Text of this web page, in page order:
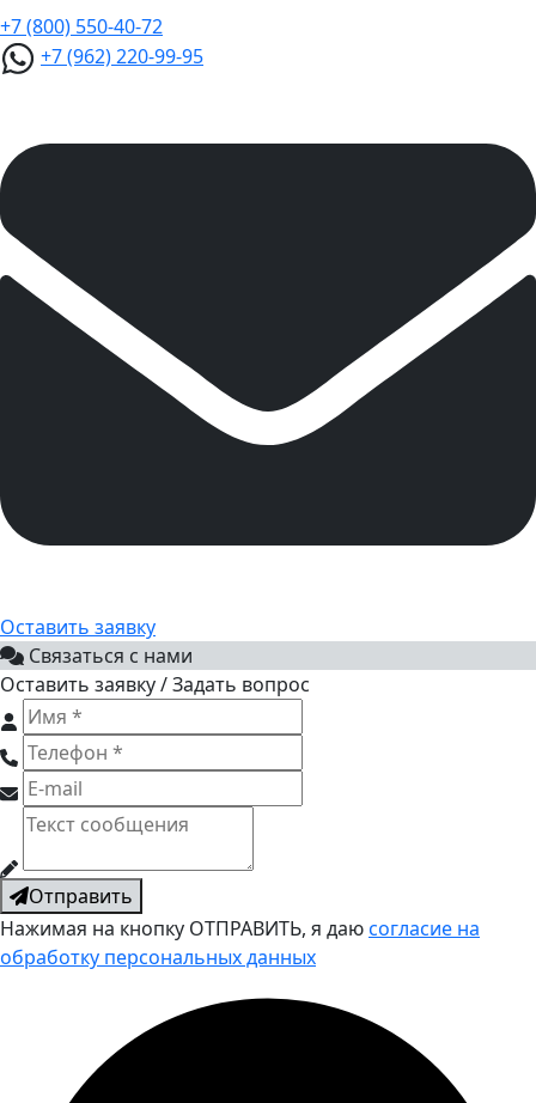
+7 (800) 550-40-72
+7 (962) 220-99-95
Оставить заявку
Связаться с нами
Оставить заявку / Задать вопрос
Отправить
Нажимая на кнопку ОТПРАВИТЬ, я даюсогласие на
обработку персональных данных